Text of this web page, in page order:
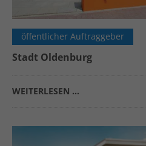
öffentlicher Auftraggeber
Stadt Oldenburg
WEITERLESEN …